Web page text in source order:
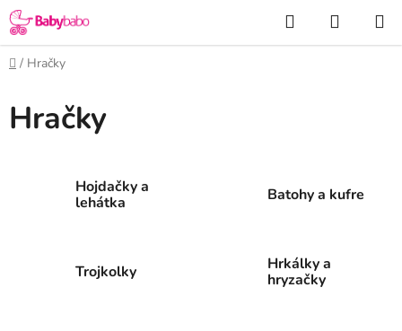
Prejsť
na
obsah
Hľadať
KOŠÍK
Domov
/ Hračky
Hračky
Hojdačky a
lehátka
Batohy a kufre
Trojkolky
Hrkálky a
hryzačky